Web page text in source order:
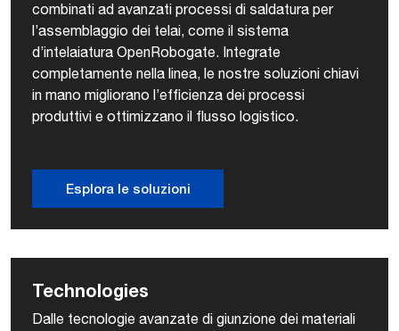
combinati ad avanzati processi di saldatura per
l’assemblaggio dei telai, come il sistema
d’intelaiatura OpenRobogate. Integrate
completamente nella linea, le nostre soluzioni chiavi
in mano migliorano l’efficienza dei processi
produttivi e ottimizzano il flusso logistico.
Esplora le soluzioni
Technologies
Dalle tecnologie avanzate di giunzione dei materiali